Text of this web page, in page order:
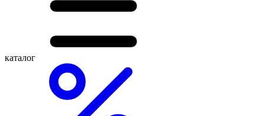
каталог